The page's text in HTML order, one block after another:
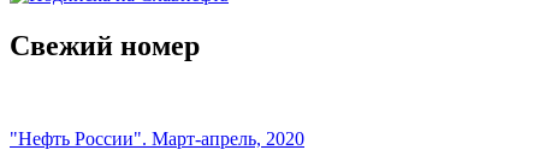
Свежий номер
"Нефть России". Март-апрель, 2020